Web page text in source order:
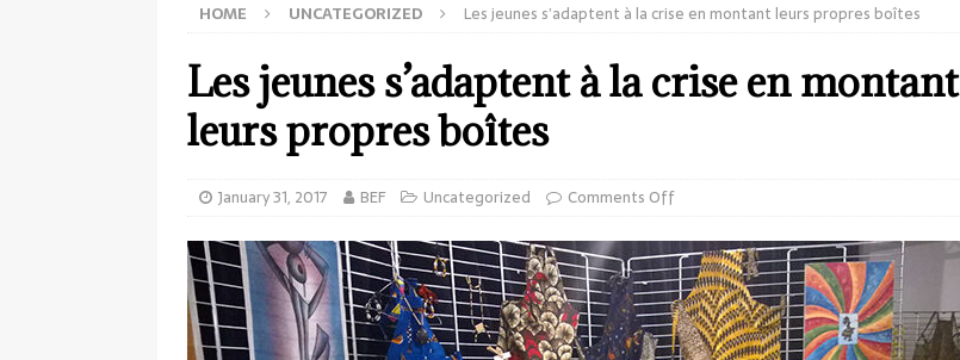
HOME UNCATEGORIZED Les jeunes s’adaptent à la crise en montant leurs propres boîtes
Les jeunes s’adaptent à la crise en montant
leurs propres boîtes
January 31, 2017 BEF Uncategorized Comments Off